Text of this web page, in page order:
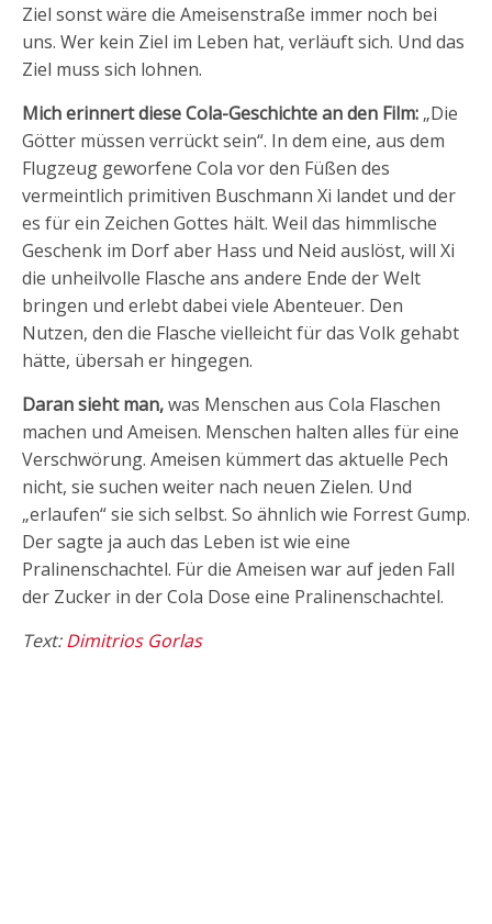
Ziel sonst wäre die Ameisenstraße immer noch bei
uns. Wer kein Ziel im Leben hat, verläuft sich. Und das
Ziel muss sich lohnen.
Mich erinnert diese Cola-Geschichte an den Film: „Die
Götter müssen verrückt sein“. In dem eine, aus dem
Flugzeug geworfene Cola vor den Füßen des
vermeintlich primitiven Buschmann Xi landet und der
es für ein Zeichen Gottes hält. Weil das himmlische
Geschenk im Dorf aber Hass und Neid auslöst, will Xi
die unheilvolle Flasche ans andere Ende der Welt
bringen und erlebt dabei viele Abenteuer. Den
Nutzen, den die Flasche vielleicht für das Volk gehabt
hätte, übersah er hingegen.
Daran sieht man,was Menschen aus Cola Flaschen
machen und Ameisen. Menschen halten alles für eine
Verschwörung. Ameisen kümmert das aktuelle Pech
nicht, sie suchen weiter nach neuen Zielen. Und
„erlaufen“ sie sich selbst. So ähnlich wie Forrest Gump.
Der sagte ja auch das Leben ist wie eine
Pralinenschachtel. Für die Ameisen war auf jeden Fall
der Zucker in der Cola Dose eine Pralinenschachtel.
Text:Dimitrios Gorlas